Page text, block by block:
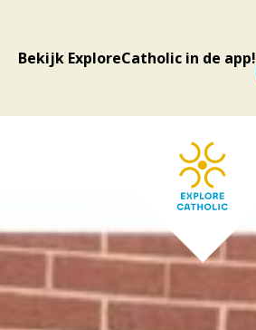
Bekijk ExploreCatholic in de app!